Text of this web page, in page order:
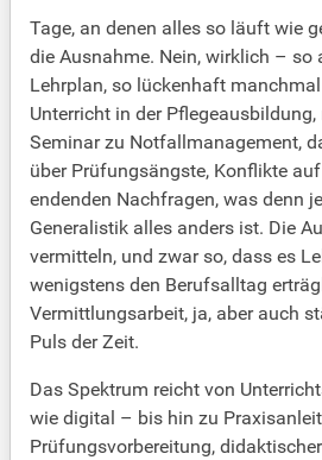
Tage, an denen alles so läuft wie
die Ausnahme. Nein, wirklich – so
Lehrplan, so lückenhaft
Unterricht in der
Seminar zu Notfallmanagement,
über Prüfungsängste, Konflikte
endenden Nachfragen, was denn
Generalistik alles anders ist. Die
vermitteln, und zwar so, dass es
wenigstens den Berufsalltag
Vermittlungsarbeit, ja, aber auch
Puls der Zeit.
Das Spektrum reicht von
wie digital – bis hin zu
Prüfungsvorbereitung,